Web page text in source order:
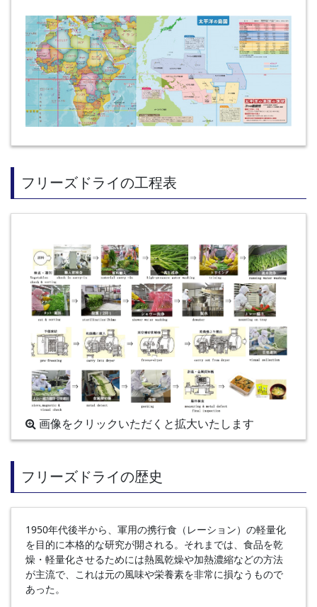
フリーズドライの工程表
画像をクリックいただくと拡大いたします
フリーズドライの歴史
1950年代後半から、軍⽤の携⾏⾷（レーション）の軽量化
を⽬的に本格的な研究が開される。それまでは、⾷品を乾
燥・軽量化させるためには熱⾵乾燥や加熱濃縮などの⽅法
が主流で、これは元の⾵味や栄養素を⾮常に損なうもので
あった。